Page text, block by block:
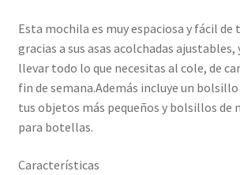
Esta mochila es muy espaciosa y fácil
gracias a sus asas acolchadas
llevar todo lo que necesitas al cole, de
fin de semana.Además incluye un
tus objetos más pequeños y bolsillos de
para botellas.
Características